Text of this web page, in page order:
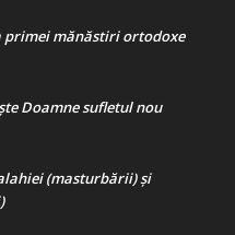
primei mănăstiri ortodoxe
Doamne sufletul nou
(masturbării) şi